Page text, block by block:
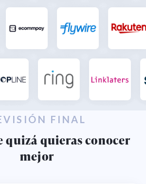
FINAL
quizá quieras conocer
mejor